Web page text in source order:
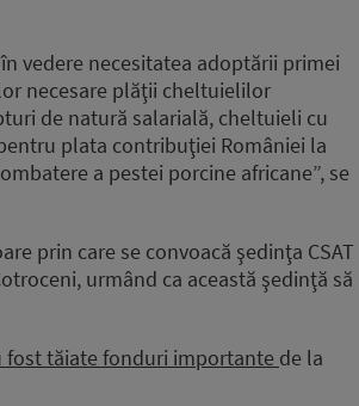
vedere necesitatea adoptării primei
necesare plăţii cheltuielilor
de natură salarială, cheltuieli cu
plata contribuţiei României la
a pestei porcine africane”, se
prin care se convoacă şedinţa CSAT
urmând ca această şedinţă să
fost tăiate fonduri importante de la